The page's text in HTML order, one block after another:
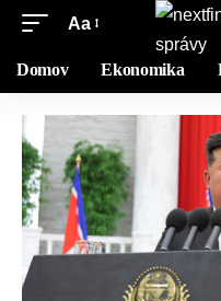
Aa
Domov Ekonomika